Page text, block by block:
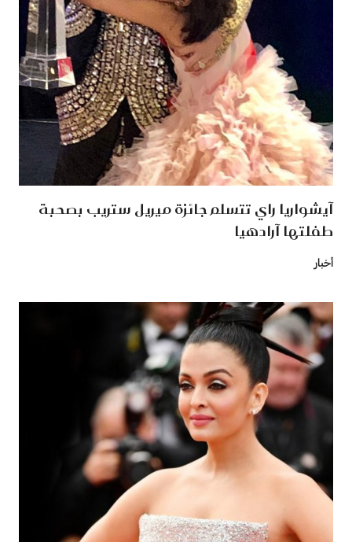
آيشواريا راي تتسلم جائزة ميريل ستريب بصحبة
طفلتها آرادهيا
أخبار